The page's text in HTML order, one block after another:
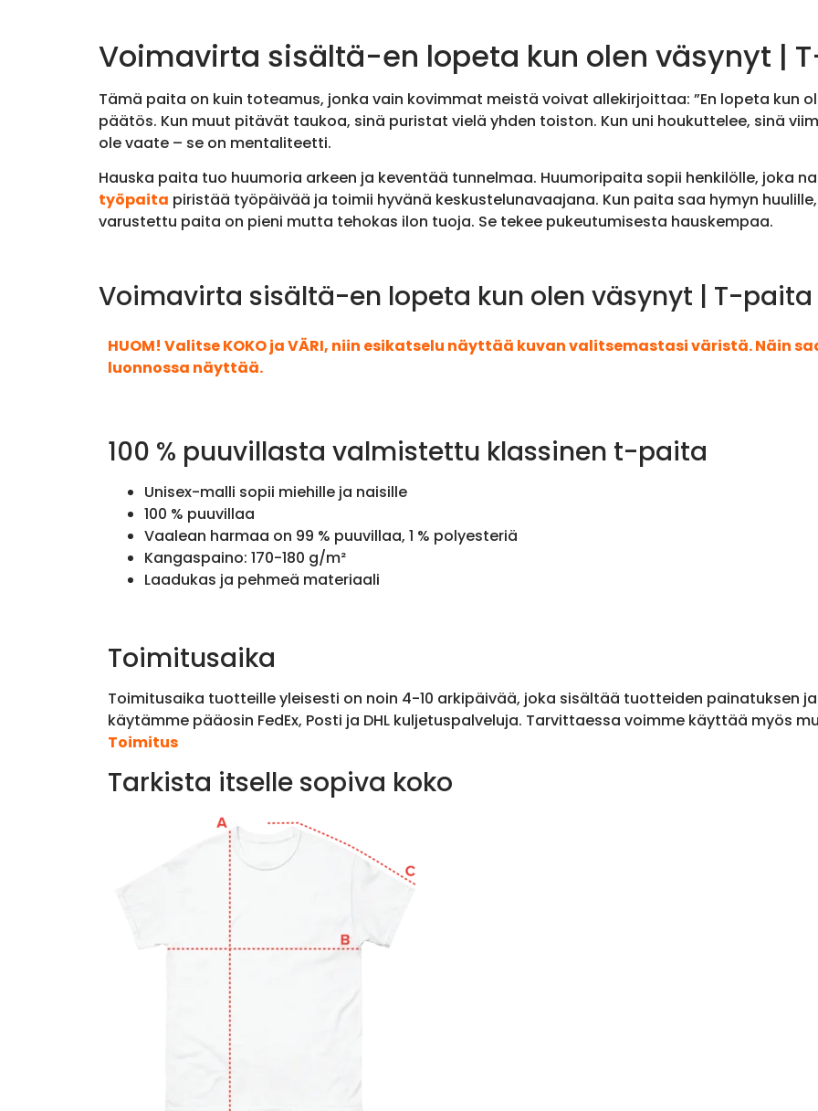
Voimavirta sisältä-en lopeta kun olen väsynyt |
Tämä paita on kuin toteamus, jonka vain kovimmat meistä voivat allekirjoittaa: ”En lopeta kun
päätös. Kun muut pitävät taukoa, sinä puristat vielä yhden toiston. Kun uni houkuttelee, sinä
ole vaate – se on mentaliteetti.
Hauska paita tuo huumoria arkeen ja keventää tunnelmaa. Huumoripaita sopii henkilölle, joka
työpaita piristää työpäivää ja toimii hyvänä keskustelunavaajana. Kun paita saa hymyn
varustettu paita on pieni mutta tehokas ilon tuoja. Se tekee pukeutumisesta hauskempaa.
Voimavirta sisältä-en lopeta kun olen väsynyt | T-
HUOM! Valitse KOKO ja VÄRI, niin esikatselu näyttää kuvan valitsemastasi väristä. Näin
luonnossa näyttää.
100 % puuvillasta valmistettu klassinen t-paita
Unisex-malli sopii miehille ja naisille
100 % puuvillaa
Vaalean harmaa on 99 % puuvillaa, 1 % polyesteriä
Kangaspaino: 170-180 g/m²
Laadukas ja pehmeä materiaali
Toimitusaika
Toimitusaika tuotteille yleisesti on noin 4-10 arkipäivää, joka sisältää tuotteiden painatuksen
käytämme pääosin FedEx, Posti ja DHL kuljetuspalveluja. Tarvittaessa voimme käyttää myös
Toimitus
Tarkista itselle sopiva koko